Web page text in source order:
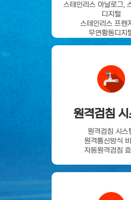
스테인리스 아날로그,
디지털
스테인리스 프렌
무연황동디지
원격검침
원격검침 시스
원격통신방식
자동원격검침